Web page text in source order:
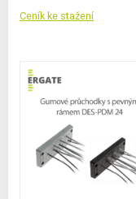
Ceník ke stažení